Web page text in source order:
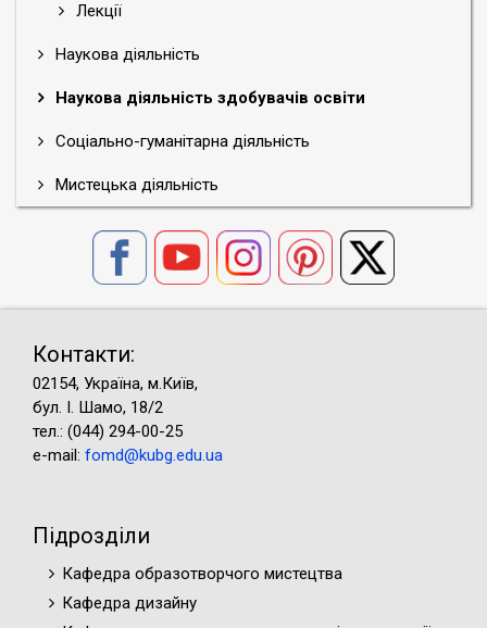
Лекції
Наукова діяльність
Наукова діяльність здобувачів освіти
Соціально-гуманітарна діяльність
Мистецька діяльність
Контакти:
02154, Україна, м.Київ,
бул. І. Шамо, 18/2
тел.: (044) 294-00-25
e-mail: fomd@kubg.edu.ua
Підрозділи
Кафедра образотворчого мистецтва
Кафедра дизайну